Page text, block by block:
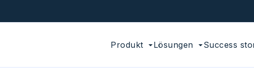
Produkt Lösungen Success